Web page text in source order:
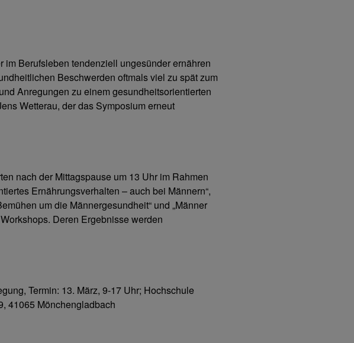
im Berufsleben tendenziell ungesünder ernähren
Beschwerden oftmals viel zu spät zum
Anregungen zu einem gesundheitsorientierten
Wetterau, der das Symposium erneut
nach der Mittagspause um 13 Uhr im Rahmen
Ernährungsverhalten – auch bei Männern“,
um die Männergesundheit“ und „Männer
Deren Ergebnisse werden
Termin: 13. März, 9-17 Uhr; Hochschule
41065 Mönchengladbach